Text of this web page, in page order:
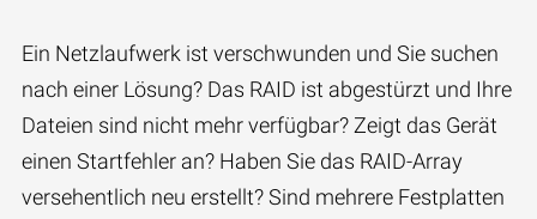
Ein Netzlaufwerk ist verschwunden und Sie suchen
nach einer Lösung? Das RAID ist abgestürzt und Ihre
Dateien sind nicht mehr verfügbar? Zeigt das Gerät
einen Startfehler an? Haben Sie das RAID-Array
versehentlich neu erstellt? Sind mehrere Festplatten